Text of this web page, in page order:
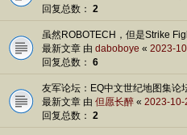
回复总数： 2
虽然ROBOTECH，但是Strike
最新文章 由 daboboye « 2023-
回复总数： 6
友军论坛：EQ中文世纪地图集论
最新文章 由 但愿长醉 « 2023-10-
回复总数： 2